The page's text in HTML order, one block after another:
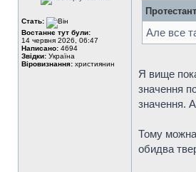
Стать:
Востаннє тут були:
14 червня 2026, 06:47
Написано: 4694
Звідки: Україна
Віровизнання: християнин
Але все
Я вище
значення
значення.
Тому можна
обидва